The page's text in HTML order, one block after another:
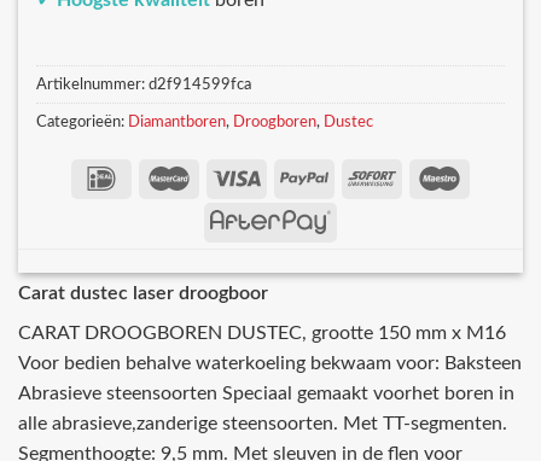
Artikelnummer: d2f914599fca
Categorieën: Diamantboren, Droogboren, Dustec
Carat dustec laser droogboor
CARAT DROOGBOREN DUSTEC, grootte 150 mm x M16
Voor bedien behalve waterkoeling bekwaam voor: Baksteen
Abrasieve steensoorten Speciaal gemaakt voorhet boren in
alle abrasieve,zanderige steensoorten. Met TT-segmenten.
Segmenthoogte: 9,5 mm. Met sleuven in de flen voor